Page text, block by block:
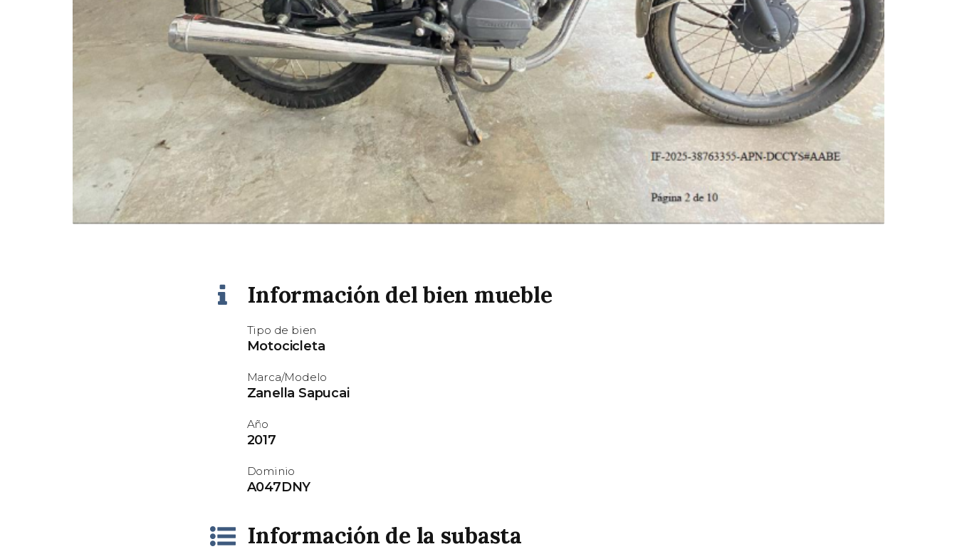
Información del bien mueble
Tipo de bien
Motocicleta
Marca/Modelo
Zanella Sapucai
Año
2017
Dominio
A047DNY
Información de la subasta